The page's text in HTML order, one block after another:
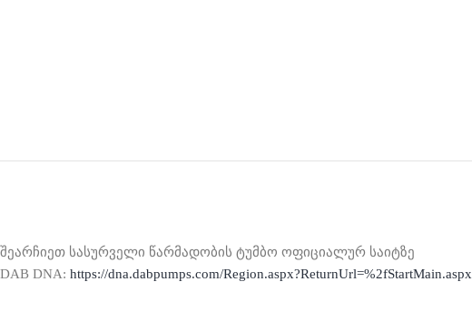
შეარჩიეთ სასურველი წარმადობის ტუმბო ოფიციალურ საიტზე
DAB DNA: https://dna.dabpumps.com/Region.aspx?ReturnUrl=%2fStartMain.aspx